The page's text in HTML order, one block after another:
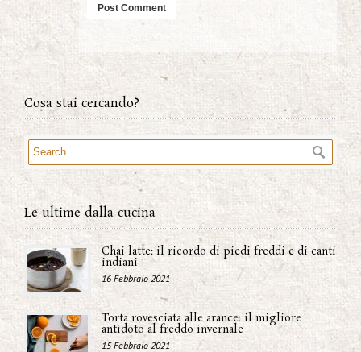
Cosa stai cercando?
Le ultime dalla cucina
Chai latte: il ricordo di piedi freddi e di canti
indiani
16 Febbraio 2021
Torta rovesciata alle arance: il migliore
antidoto al freddo invernale
15 Febbraio 2021